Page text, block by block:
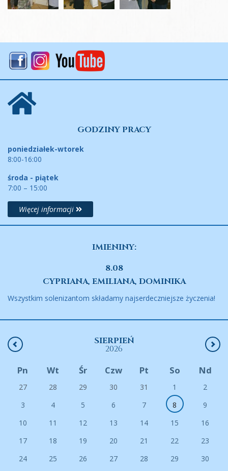
GODZINY PRACY
poniedziałek-wtorek
8:00-16:00
środa - piątek
7:00 – 15:00
Więcej informacji
IMIENINY:
8.08
CYPRIANA, EMILIANA, DOMINIKA
Wszystkim solenizantom składamy najserdeczniejsze życzenia!
SIERPIEŃ
2026
Pn Wt Śr Czw Pt So Nd
27 28 29 30 31 1
2
3
4 5 6 7 8
9
10
11 12 13 14 15
16
17
18 19 20 21 22
23
24
25 26 27 28 29
30